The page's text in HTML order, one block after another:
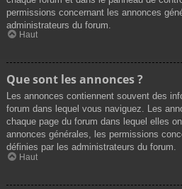
permissions concernant les annonces
administrateurs du forum.
Haut
Que sont les annonces ?
Les annonces contiennent souvent des
forum dans lequel vous naviguez. Les
chaque page du forum dans lequel elles
annonces générales, les permissions
définies par les administrateurs du forum.
Haut